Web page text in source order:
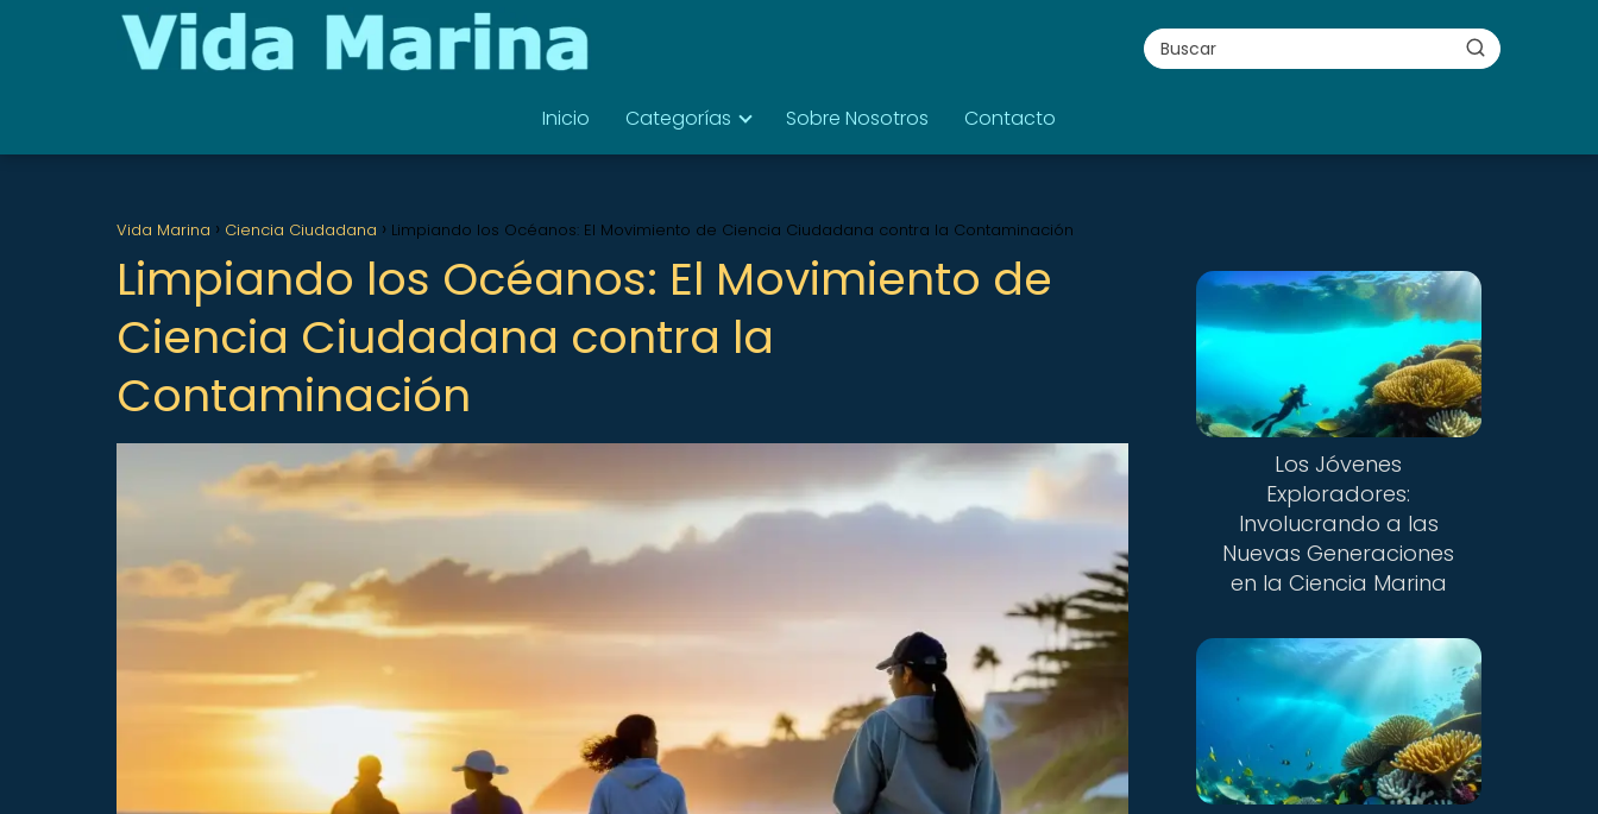
Inicio Categorías Sobre Nosotros Contacto
Vida Marina Ciencia Ciudadana Limpiando los Océanos: El Movimiento de Ciencia Ciudadana contra la Contaminación
Limpiando los Océanos: El Movimiento de
Ciencia Ciudadana contra la
Contaminación
Los Jóvenes
Exploradores:
Involucrando a las
Nuevas Generaciones
en la Ciencia Marina